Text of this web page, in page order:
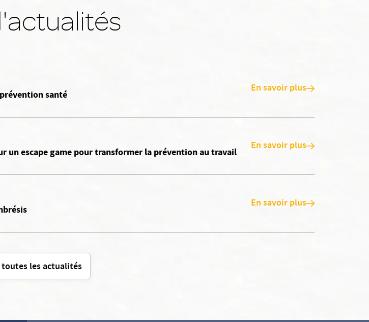
santé En savoir plus
un escape game pour transformer la prévention au travail En savoir plus
En savoir plus
les actualités